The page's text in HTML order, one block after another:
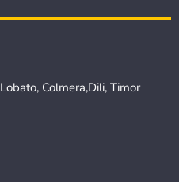
Colmera,Dili, Timor